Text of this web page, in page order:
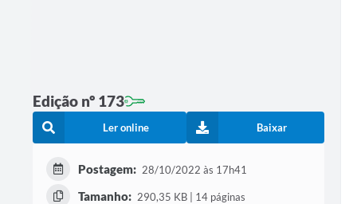
Edição nº 173
Ler online Baixar
Postagem: 28/10/2022 às 17h41
Tamanho: 290,35 KB | 14 páginas